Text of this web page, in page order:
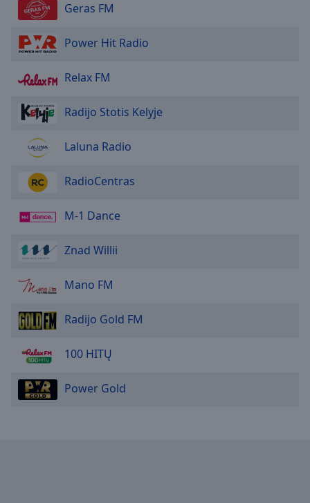
Geras FM
Power Hit Radio
Relax FM
Radijo Stotis Kelyje
Laluna Radio
RadioCentras
M-1 Dance
Znad Willii
Mano FM
Radijo Gold FM
100 HITŲ
Power Gold